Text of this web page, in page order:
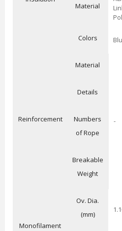
Material
Colors
Reinforcement
Material
-
Details
Numbers
of Rope
Breakable
Weight
Monofilament
Ov. Dia.
(mm)